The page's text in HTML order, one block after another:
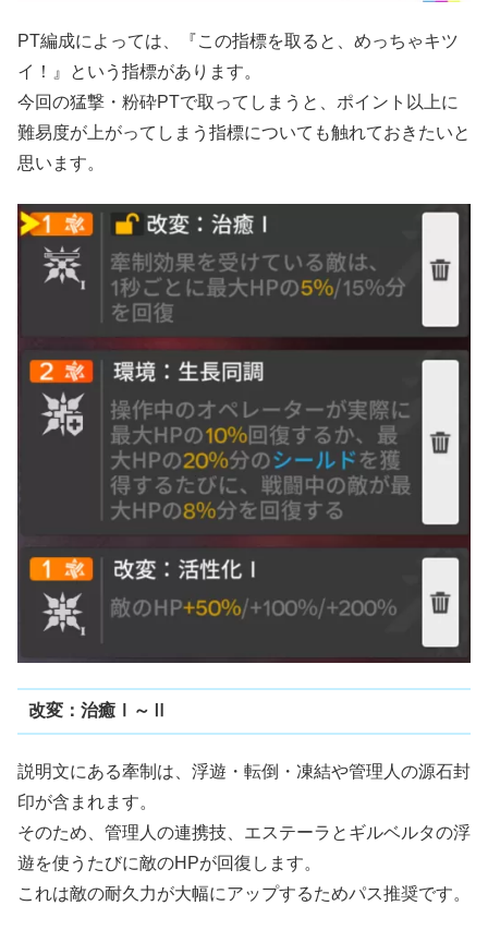
PT編成によっては、『この指標を取ると、めっちゃキツ
イ！』という指標があります。
今回の猛撃・粉砕PTで取ってしまうと、ポイント以上に
難易度が上がってしまう指標についても触れておきたいと
思います。
改変：治癒Ⅰ～Ⅱ
説明文にある牽制は、浮遊・転倒・凍結や管理人の源石封
印が含まれます。
そのため、管理人の連携技、エステーラとギルベルタの浮
遊を使うたびに敵のHPが回復します。
これは敵の耐久力が大幅にアップするためパス推奨です。